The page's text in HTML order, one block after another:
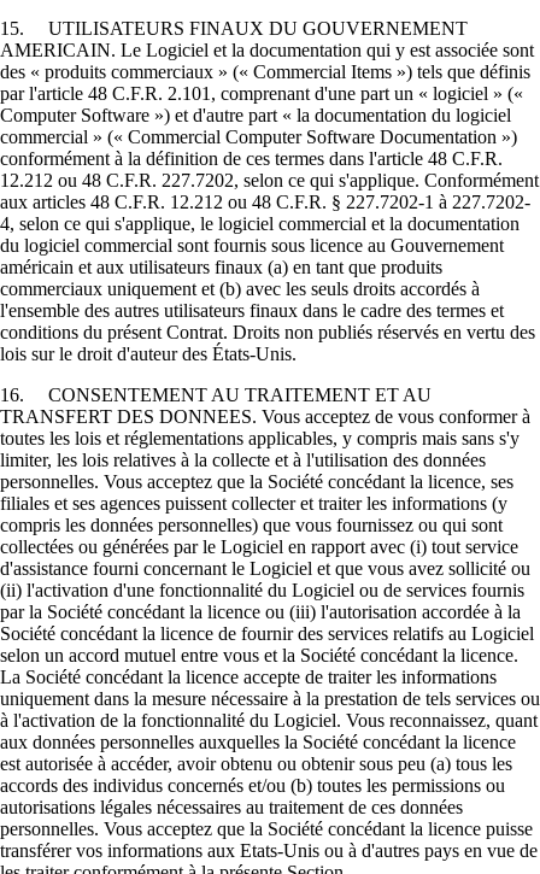
15. UTILISATEURS FINAUX DU GOUVERNEMENT
AMERICAIN. Le Logiciel et la documentation qui y est associée sont
des « produits commerciaux » (« Commercial Items ») tels que définis
par l'article 48 C.F.R. 2.101, comprenant d'une part un « logiciel » («
Computer Software ») et d'autre part « la documentation du logiciel
commercial » (« Commercial Computer Software Documentation »)
conformément à la définition de ces termes dans l'article 48 C.F.R.
12.212 ou 48 C.F.R. 227.7202, selon ce qui s'applique. Conformément
aux articles 48 C.F.R. 12.212 ou 48 C.F.R. § 227.7202-1 à 227.7202-
4, selon ce qui s'applique, le logiciel commercial et la documentation
du logiciel commercial sont fournis sous licence au Gouvernement
américain et aux utilisateurs finaux (a) en tant que produits
commerciaux uniquement et (b) avec les seuls droits accordés à
l'ensemble des autres utilisateurs finaux dans le cadre des termes et
conditions du présent Contrat. Droits non publiés réservés en vertu des
lois sur le droit d'auteur des États-Unis.
16. CONSENTEMENT AU TRAITEMENT ET AU
TRANSFERT DES DONNEES. Vous acceptez de vous conformer à
toutes les lois et réglementations applicables, y compris mais sans s'y
limiter, les lois relatives à la collecte et à l'utilisation des données
personnelles. Vous acceptez que la Société concédant la licence, ses
filiales et ses agences puissent collecter et traiter les informations (y
compris les données personnelles) que vous fournissez ou qui sont
collectées ou générées par le Logiciel en rapport avec (i) tout service
d'assistance fourni concernant le Logiciel et que vous avez sollicité ou
(ii) l'activation d'une fonctionnalité du Logiciel ou de services fournis
par la Société concédant la licence ou (iii) l'autorisation accordée à la
Société concédant la licence de fournir des services relatifs au Logiciel
selon un accord mutuel entre vous et la Société concédant la licence.
La Société concédant la licence accepte de traiter les informations
uniquement dans la mesure nécessaire à la prestation de tels services ou
à l'activation de la fonctionnalité du Logiciel. Vous reconnaissez, quant
aux données personnelles auxquelles la Société concédant la licence
est autorisée à accéder, avoir obtenu ou obtenir sous peu (a) tous les
accords des individus concernés et/ou (b) toutes les permissions ou
autorisations légales nécessaires au traitement de ces données
personnelles. Vous acceptez que la Société concédant la licence puisse
transférer vos informations aux Etats-Unis ou à d'autres pays en vue de